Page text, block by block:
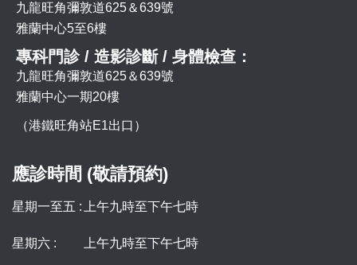
九龍旺角彌敦道625＆639號
雅蘭中心5至6樓
專科門診 / 造影診斷 / 身體檢查：
九龍旺角彌敦道625＆639號
雅蘭中心一期20樓
（港鐵旺角站E1出口）
應診時間 (敬請預約)
星期一至五 : 上午九時至下午七時
星期六 : 上午九時至下午七時